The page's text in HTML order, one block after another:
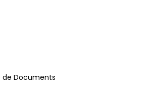
de Documents